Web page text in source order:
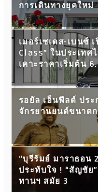
การเดินทางยุคใหม่
เมอร์เซเดส-เบนซ์
Class” ในประเทศ
เคาะราคาเริ่มต้น
รอยัล เอ็นฟีลด์ ปร
จักรยานยนต์ขนาด
“บุรีรัมย์ มาราธอน
ประทับใจ ! “สัญชัย
ทานฯ สมัย 3